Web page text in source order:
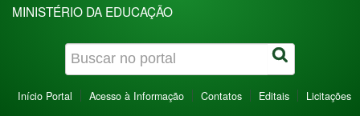
MINISTÉRIO DA EDUCAÇÃO
Início Portal Acesso à Informação Contatos Editais Licitações